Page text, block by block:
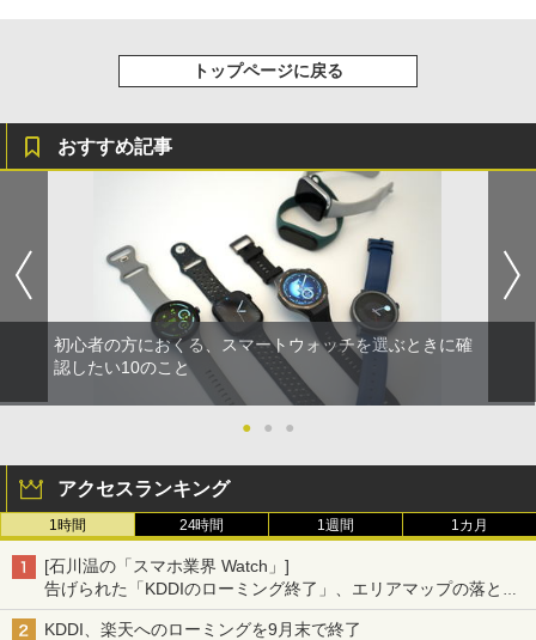
トップページに戻る
おすすめ記事
初心者の方におくる、スマートウォッチを選ぶときに確
認したい10のこと
● ● ●
アクセスランキング
1時間 24時間 1週間 1カ月
[石川温の「スマホ業界 Watch」]
告げられた「KDDIのローミング終了」、エリアマップの落とし
穴と楽天モバイルの課題
KDDI、楽天へのローミングを9月末で終了